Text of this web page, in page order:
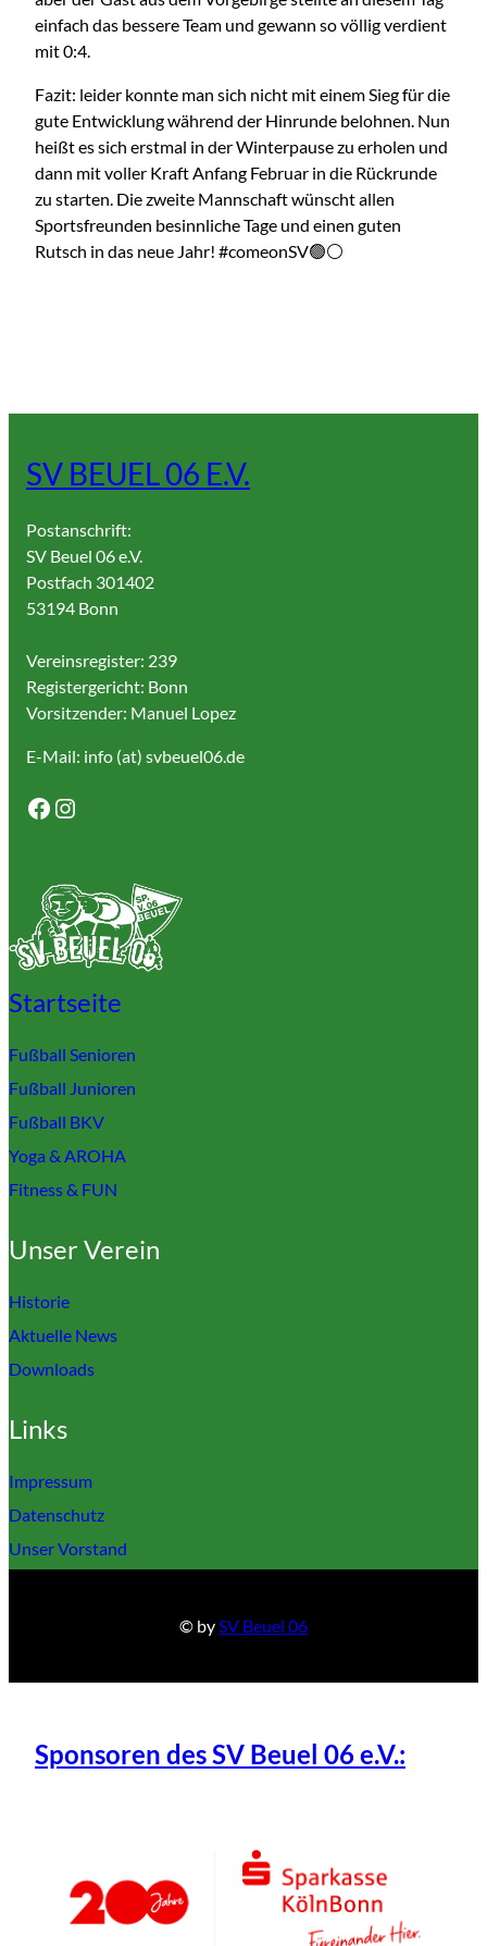
einfach das bessere Team und gewann so völlig verdient
mit 0:4.
Fazit: leider konnte man sich nicht mit einem Sieg für die
gute Entwicklung während der Hinrunde belohnen. Nun
heißt es sich erstmal in der Winterpause zu erholen und
dann mit voller Kraft Anfang Februar in die Rückrunde
zu starten. Die zweite Mannschaft wünscht allen
Sportsfreunden besinnliche Tage und einen guten
Rutsch in das neue Jahr! #comeonSV🟢⚪️
SV BEUEL 06 E.V.
Postanschrift:
SV Beuel 06 e.V.
Postfach 301402
53194 Bonn
Vereinsregister: 239
Registergericht: Bonn
Vorsitzender: Manuel Lopez
E-Mail: info (at) svbeuel06.de
Facebook Instagram
Startseite
Fußball Senioren
Fußball Junioren
Fußball BKV
Yoga & AROHA
Fitness & FUN
Unser Verein
Historie
Aktuelle News
Downloads
Links
Impressum
Datenschutz
Unser Vorstand
© bySV Beuel 06
Sponsoren des SV Beuel 06 e.V.: